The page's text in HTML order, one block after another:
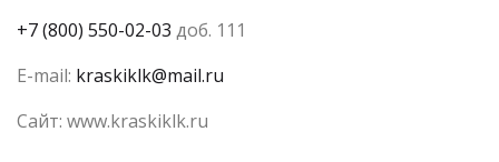
+7 (800) 550-02-03 доб. 111
E-mail: kraskiklk@mail.ru
Сайт: www.kraskiklk.ru